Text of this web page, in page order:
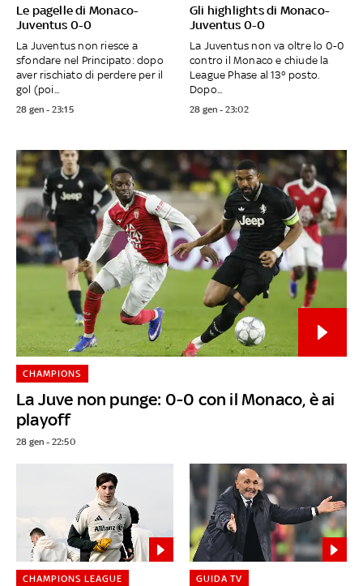
Le pagelle di Monaco-
Juventus 0-0
La Juventus non riesce a
sfondare nel Principato: dopo
aver rischiato di perdere per il
gol (poi...
28 gen - 23:15
Gli highlights di Monaco-
Juventus 0-0
La Juventus non va oltre lo 0-0
contro il Monaco e chiude la
League Phase al 13° posto.
Dopo...
28 gen - 23:02
La Juve non punge: 0-0 con il Monaco, è ai
playoff
CHAMPIONS
28 gen - 22:50
CHAMPIONS LEAGUE GUIDA TV